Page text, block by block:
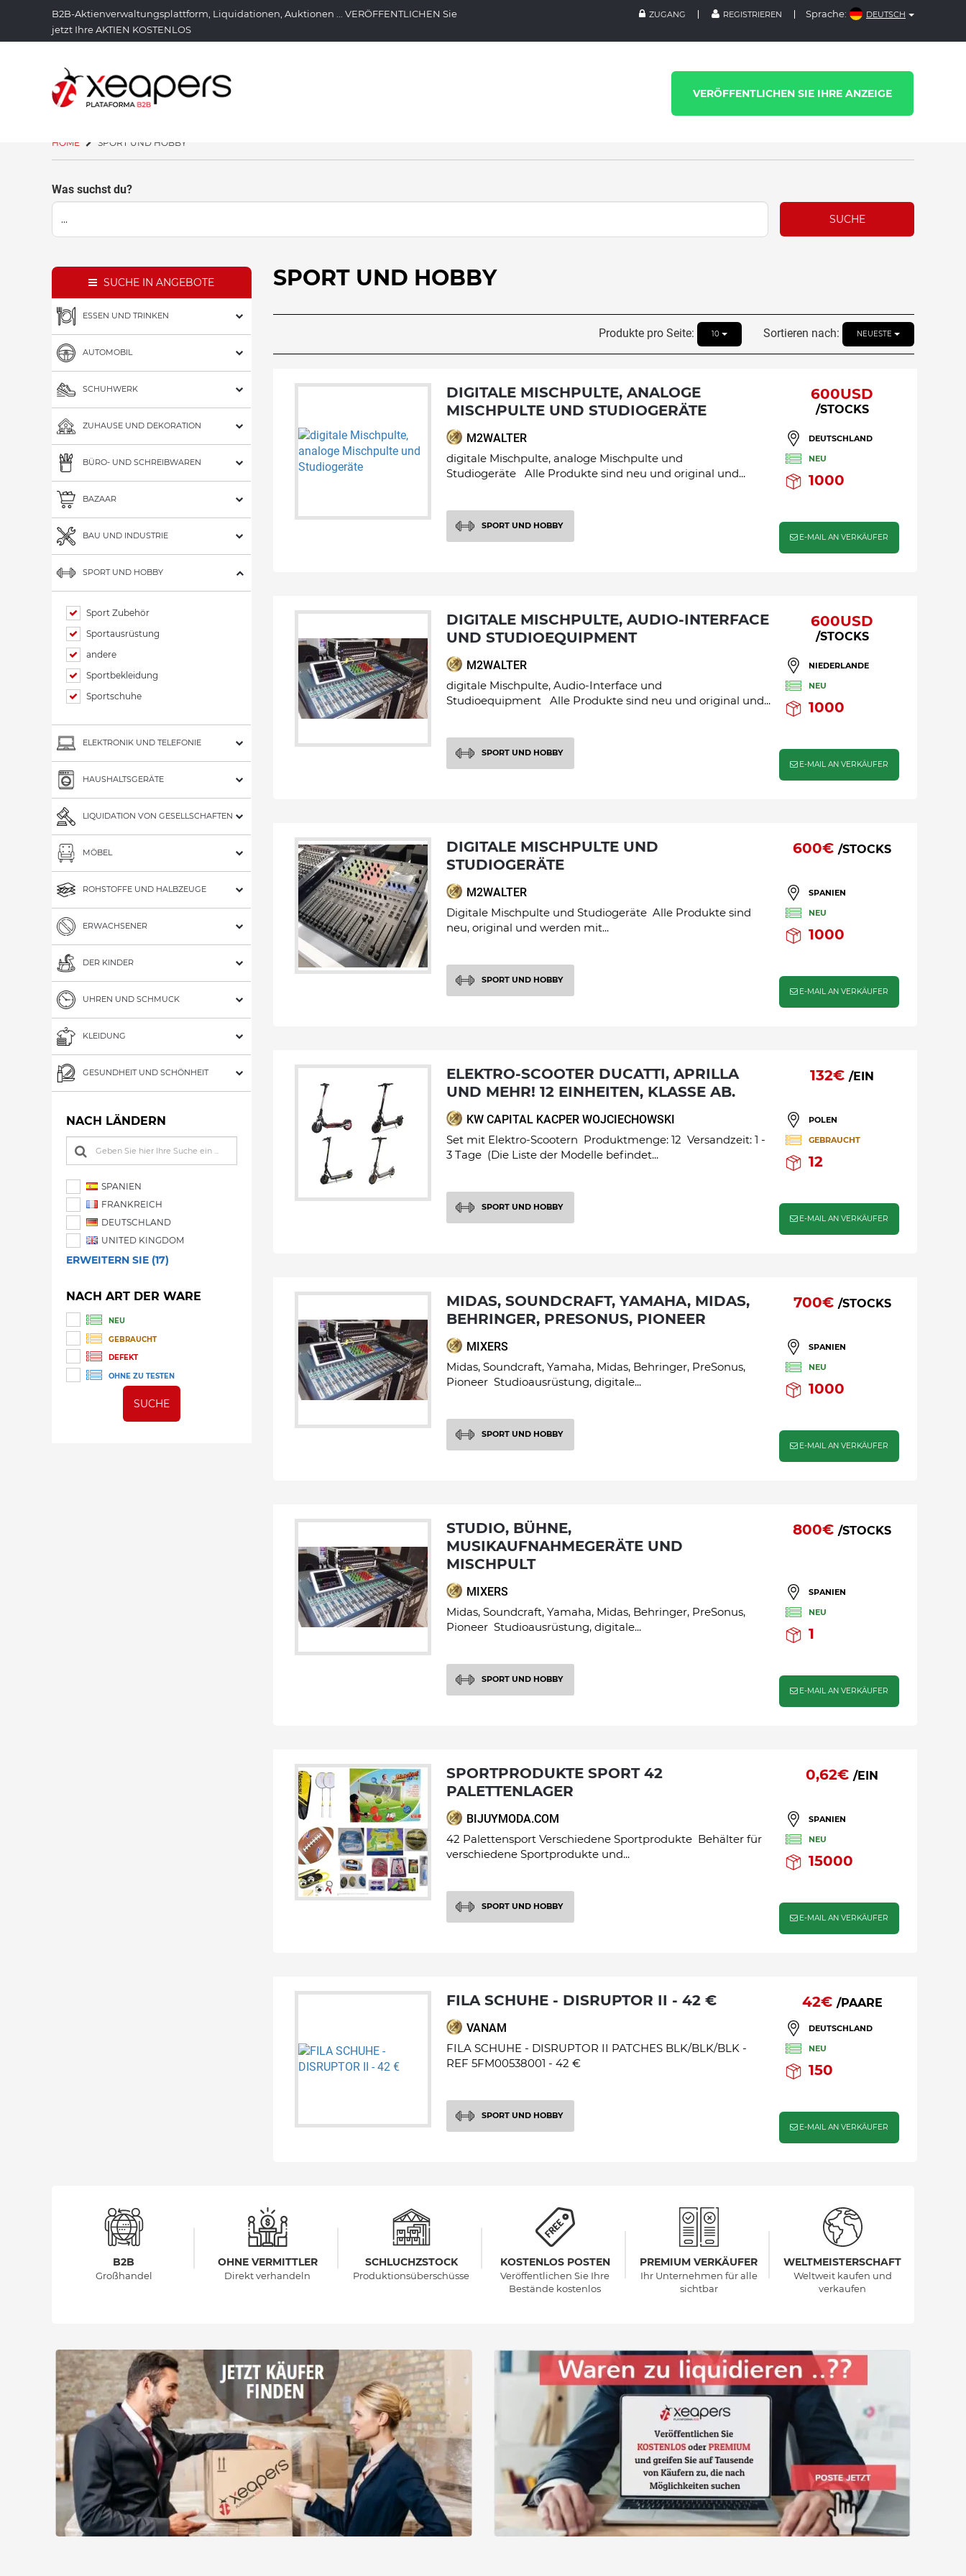
B2B-Aktienverwaltungsplattform, Liquidationen, Auktionen ... VERÖFFENTLICHEN Sie
jetzt Ihre AKTIEN KOSTENLOS
Sprache: DEUTSCH
ZUGANG REGISTRIEREN
VERÖFFENTLICHEN SIE IHRE ANZEIGE
HOME SPORT UND HOBBY
Was suchst du?
SUCHE
SUCHE IN ANGEBOTE
ESSEN UND TRINKEN
AUTOMOBIL
SCHUHWERK
ZUHAUSE UND DEKORATION
BÜRO- UND SCHREIBWAREN
BAZAAR
BAU UND INDUSTRIE
SPORT UND HOBBY
Sport Zubehör
Sportausrüstung
andere
Sportbekleidung
Sportschuhe
ELEKTRONIK UND TELEFONIE
HAUSHALTSGERÄTE
LIQUIDATION VON GESELLSCHAFTEN
MÖBEL
ROHSTOFFE UND HALBZEUGE
ERWACHSENER
DER KINDER
UHREN UND SCHMUCK
KLEIDUNG
GESUNDHEIT UND SCHÖNHEIT
NACH LÄNDERN
SPANIEN
FRANKREICH
DEUTSCHLAND
UNITED KINGDOM
ERWEITERN SIE (17)
NACH ART DER WARE
NEU
GEBRAUCHT
DEFEKT
OHNE ZU TESTEN
SUCHE
SPORT UND HOBBY
Sortieren nach: NEUESTE
Produkte pro Seite: 10
DIGITALE MISCHPULTE, ANALOGE
MISCHPULTE UND STUDIOGERÄTE
600USD
/STOCKS
M2WALTER
digitale Mischpulte, analoge Mischpulte und
Studiogeräte Alle Produkte sind neu und original und...
DEUTSCHLAND
NEU
1000
SPORT UND HOBBY
E-MAIL AN VERKÄUFER
DIGITALE MISCHPULTE, AUDIO-INTERFACE
UND STUDIOEQUIPMENT
600USD
/STOCKS
M2WALTER
digitale Mischpulte, Audio-Interface und
Studioequipment Alle Produkte sind neu und original und...
NIEDERLANDE
NEU
1000
SPORT UND HOBBY
E-MAIL AN VERKÄUFER
DIGITALE MISCHPULTE UND
STUDIOGERÄTE
600€/STOCKS
M2WALTER
Digitale Mischpulte und Studiogeräte Alle Produkte sind
neu, original und werden mit...
SPANIEN
NEU
1000
SPORT UND HOBBY
E-MAIL AN VERKÄUFER
ELEKTRO-SCOOTER DUCATTI, APRILLA
UND MEHR! 12 EINHEITEN, KLASSE AB.
132€/EIN
KW CAPITAL KACPER WOJCIECHOWSKI
Set mit Elektro-Scootern Produktmenge: 12 Versandzeit: 1 -
3 Tage (Die Liste der Modelle befindet...
POLEN
GEBRAUCHT
12
SPORT UND HOBBY
E-MAIL AN VERKÄUFER
MIDAS, SOUNDCRAFT, YAMAHA, MIDAS,
BEHRINGER, PRESONUS, PIONEER
700€ /STOCKS
MIXERS
Midas, Soundcraft, Yamaha, Midas, Behringer, PreSonus,
Pioneer Studioausrüstung, digitale...
SPANIEN
NEU
1000
SPORT UND HOBBY
E-MAIL AN VERKÄUFER
STUDIO, BÜHNE,
MUSIKAUFNAHMEGERÄTE UND
MISCHPULT
800€/STOCKS
MIXERS
Midas, Soundcraft, Yamaha, Midas, Behringer, PreSonus,
Pioneer Studioausrüstung, digitale...
SPANIEN
NEU
1
SPORT UND HOBBY
E-MAIL AN VERKÄUFER
SPORTPRODUKTE SPORT 42
PALETTENLAGER
0,62€/EIN
BIJUYMODA.COM
42 Palettensport Verschiedene Sportprodukte Behälter für
verschiedene Sportprodukte und...
SPANIEN
NEU
15000
SPORT UND HOBBY
E-MAIL AN VERKÄUFER
FILA SCHUHE - DISRUPTOR II - 42 € 42€ /PAARE
VANAM
FILA SCHUHE - DISRUPTOR II PATCHES BLK/BLK/BLK -
REF 5FM00538001 - 42 €
DEUTSCHLAND
NEU
150
SPORT UND HOBBY
E-MAIL AN VERKÄUFER
B2B
Großhandel
OHNE VERMITTLER
Direkt verhandeln
SCHLUCHZSTOCK
Produktionsüberschüsse
KOSTENLOS POSTEN
Veröffentlichen Sie Ihre
Bestände kostenlos
PREMIUM VERKÄUFER
Ihr Unternehmen für alle
sichtbar
WELTMEISTERSCHAFT
Weltweit kaufen und
verkaufen